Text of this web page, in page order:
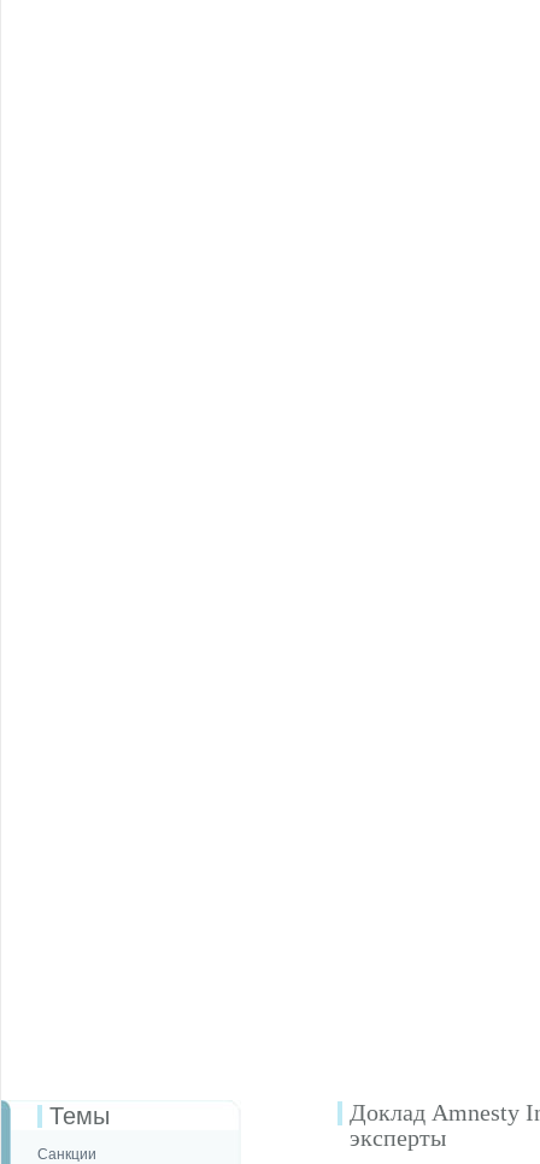
Темы
Санкции
Доклад Amnesty
эксперты